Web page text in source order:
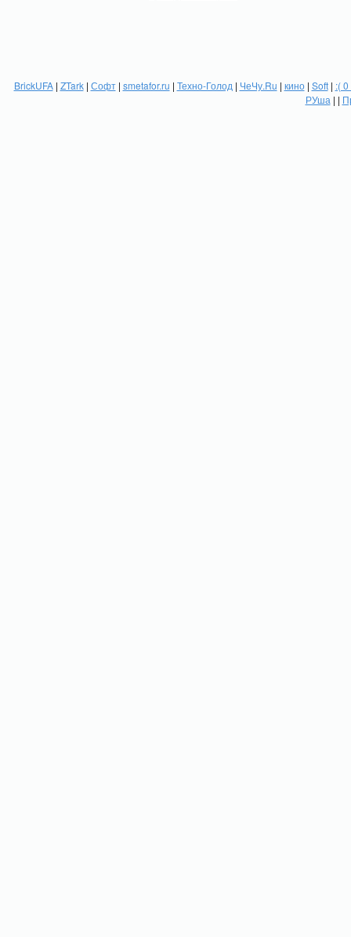
BrickUFA| ZTark| Софт| smetafor.ru | Техно-Голод | ЧеЧу.Ru | кино| Soft| :(
РУша | |